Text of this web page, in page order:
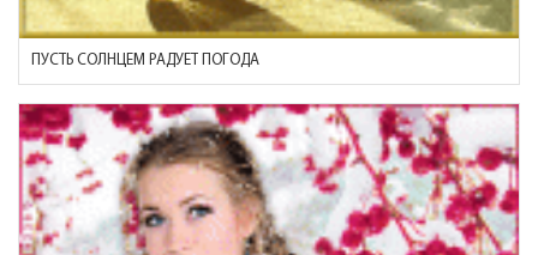
ПУСТЬ СОЛНЦЕМ РАДУЕТ ПОГОДА